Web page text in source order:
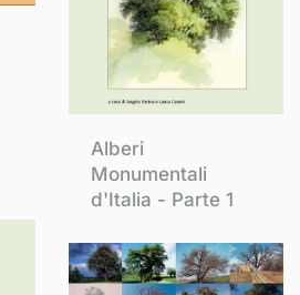
Alberi
Monumentali
d'Italia - Parte 1